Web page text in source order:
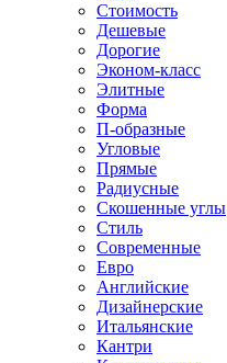
Стоимость
Дешевые
Дорогие
Эконом-класс
Элитные
Форма
П-образные
Угловые
Прямые
Радиусные
Скошенные углы
Стиль
Современные
Евро
Английские
Дизайнерские
Итальянские
Кантри